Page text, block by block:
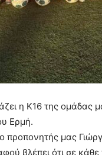
η Κ16 της
Ερμή.
προπονητής μας
βλέπει ότι σε κάθε